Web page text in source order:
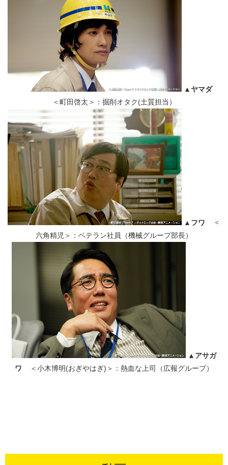
▲ヤマダ
＜町田啓太＞：掘削オタク(土質担当）
▲フワ
＜
六角精児＞：ベテラン社員（機械グループ部長）
▲アサガ
ワ
＜小木博明(おぎやはぎ)＞：熱血な上司（広報グループ）